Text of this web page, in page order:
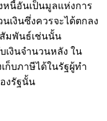
หนี้อันเป็นมูลแห่งการ
เงินซึ่งควรจะได้ตกลง
มพันธ์เช่นนั้น
งินจำนวนหลัง ใน
ก็บภาษีได้ในรัฐผู้ทำ
งรัฐนั้น